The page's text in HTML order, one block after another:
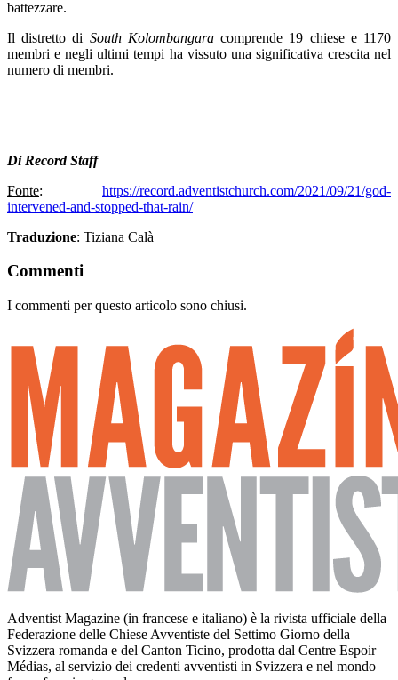
battezzare.
Il distretto di South Kolombangaracomprende 19 chiese e 1170
membri e negli ultimi tempi ha vissuto una significativa crescita nel
numero di membri.
Di Record Staff
Fonte: https://record.adventistchurch.com/2021/09/21/god-
intervened-and-stopped-that-rain/
Traduzione: Tiziana Calà
Commenti
I commenti per questo articolo sono chiusi.
Adventist Magazine (in francese e italiano) è la rivista ufficiale della
Federazione delle Chiese Avventiste del Settimo Giorno della
Svizzera romanda e del Canton Ticino, prodotta dal Centre Espoir
Médias, al servizio dei credenti avventisti in Svizzera e nel mondo